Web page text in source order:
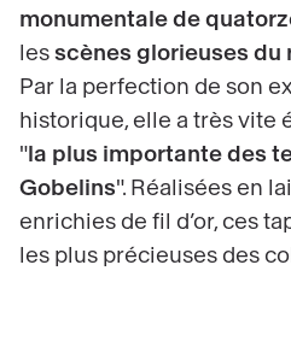
monumentale de
les scènes glorieuses du
Par la perfection de son
historique, elle a très vite
" la plus importante des
Gobelins". Réalisées en
enrichies de fil d’or, ces
les plus précieuses des